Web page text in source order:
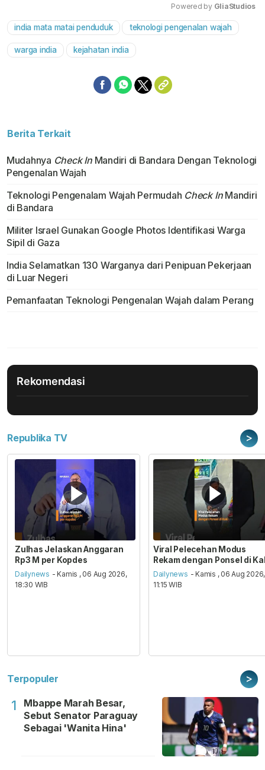
Mute
Powered by GliaStudios
india mata matai penduduk teknologi pengenalan wajah
warga india kejahatan india
Berita Terkait
Mudahnya Check InMandiri di Bandara Dengan Teknologi
Pengenalan Wajah
Teknologi Pengenalam Wajah Permudah Check In Mandiri
di Bandara
Militer Israel Gunakan Google Photos Identifikasi Warga
Sipil di Gaza
India Selamatkan 130 Warganya dari Penipuan Pekerjaan
di Luar Negeri
Pemanfaatan Teknologi Pengenalan Wajah dalam Perang
Rekomendasi
Republika TV >
Zulhas Jelaskan Anggaran
Rp3 M per Kopdes
Dailynews - Kamis , 06 Aug 2026,
18:30 WIB
Viral Pelecehan Modus
Rekam dengan Ponsel di
Dailynews - Kamis , 06 Aug 2026,
11:15 WIB
Terpopuler >
1
Mbappe Marah Besar,
Sebut Senator Paraguay
Sebagai 'Wanita Hina'